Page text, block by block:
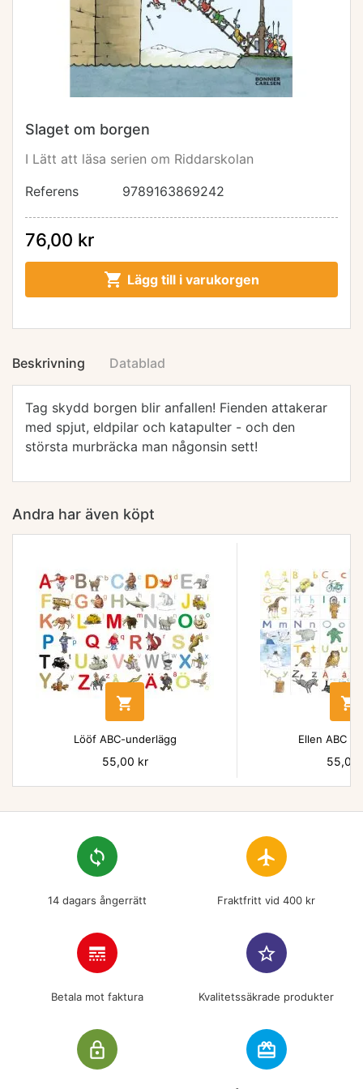
Slaget om borgen
I Lätt att läsa serien om Riddarskolan
Referens
9789163869242
76,00 kr
 Lägg till i varukorgen
Beskrivning Datablad
Tag skydd borgen blir anfallen! Fienden attakerar
med spjut, eldpilar och katapulter - och den
största murbräcka man någonsin sett!
Andra har även köpt

Lööf ABC-underlägg
Pris
55,00 kr

Ellen ABC
Pris
55,00
loop
14 dagars ångerrätt
flight
Fraktfritt vid 400 kr
line_style
Betala mot faktura
star_border
Kvalitetssäkrade produkter
lock_outline redeem